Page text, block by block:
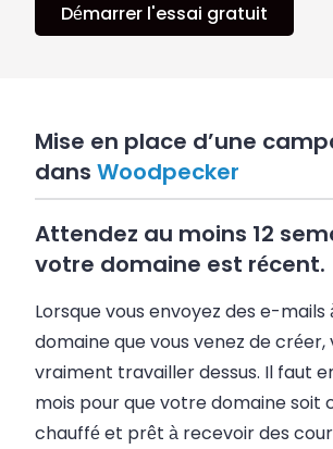
Démarrer l'essai gratuit
Mise en place d’une
dans Woodpecker
Attendez au moins 12
votre domaine est récent.
Lorsque vous envoyez des e-mails
domaine que vous venez de créer,
vraiment travailler dessus. Il faut
mois pour que votre domaine
chauffé et prêt à recevoir des